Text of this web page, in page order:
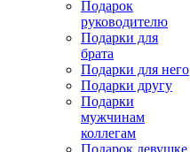
Подарок
руководителю
Подарки для
брата
Подарки для него
Подарки другу
Подарки
мужчинам
коллегам
Подарок девушке